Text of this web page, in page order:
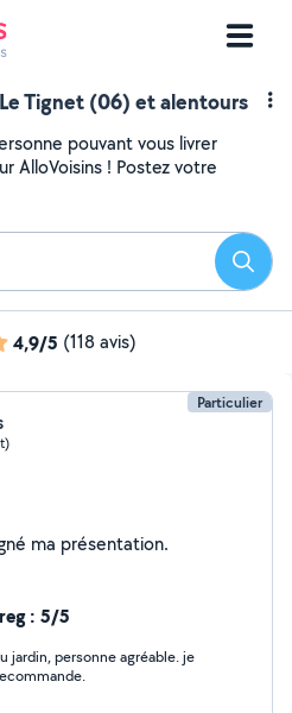
Tignet (06) et alentours
pouvant vous livrer
AlloVoisins ! Postez votre
4,9/5 (118 avis)
Particulier
Je n'ai pas encore renseigné ma présentation.
: 5/5
jardin, personne agréable. je